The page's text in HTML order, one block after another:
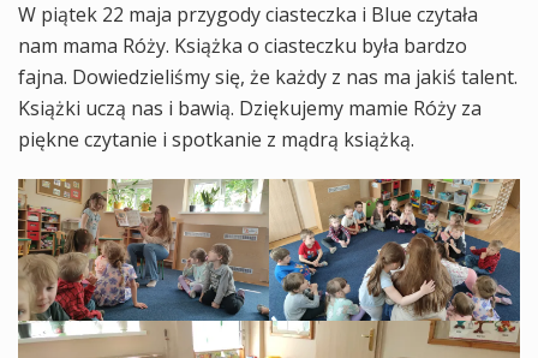
W piątek 22 maja przygody ciasteczka i Blue czytała
nam mama Róży. Książka o ciasteczku była bardzo
fajna. Dowiedzieliśmy się, że każdy z nas ma jakiś talent.
Książki uczą nas i bawią. Dziękujemy mamie Róży za
piękne czytanie i spotkanie z mądrą książką.